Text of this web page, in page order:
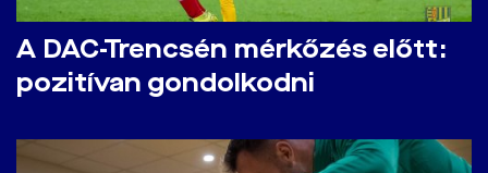
A DAC-Trencsén mérkőzés előtt:
pozitívan gondolkodni